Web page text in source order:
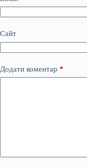
Сайт
Додати коментар *